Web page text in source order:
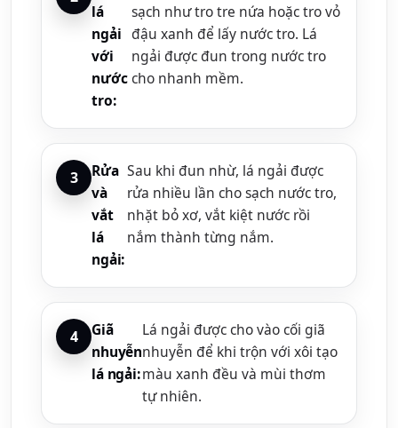
lá
ngải
với
nước
tro:
sạch như tro tre nứa hoặc tro vỏ
đậu xanh để lấy nước tro. Lá
ngải được đun trong nước tro
cho nhanh mềm.
Rửa
và
vắt
lá
ngải:
Sau khi đun nhừ, lá ngải được
rửa nhiều lần cho sạch nước tro,
nhặt bỏ xơ, vắt kiệt nước rồi
nắm thành từng nắm.
Giã
nhuyễn
lá ngải:
Lá ngải được cho vào cối giã
nhuyễn để khi trộn với xôi tạo
màu xanh đều và mùi thơm
tự nhiên.